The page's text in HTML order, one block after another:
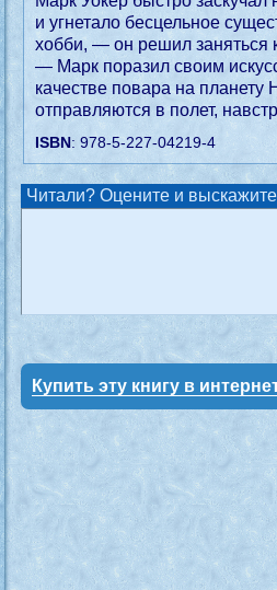
и угнетало бесцельное
хобби, — он решил заняться
— Марк поразил своим
качестве повара на
отправляются в полет,
ISBN: 978-5-227-04219-4
Читали? Оцените и
Купить эту книгу в